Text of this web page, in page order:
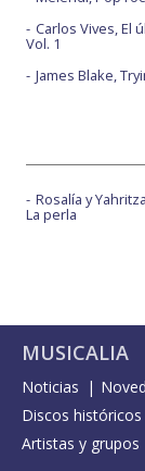
Carlos Vives, El
Vol. 1
James Blake,
Rosalía y
La perla
MUSICALIA
Noticias
Discos históricos
Artistas y grupos